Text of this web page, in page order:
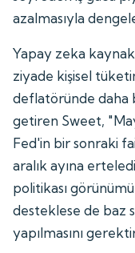
azalmasıyla
Yapay zeka
ziyade kişisel
deflatöründe daha
getiren Sweet,
Fed'in bir sonraki
aralık ayına
politikası
desteklese de baz
yapılmasını